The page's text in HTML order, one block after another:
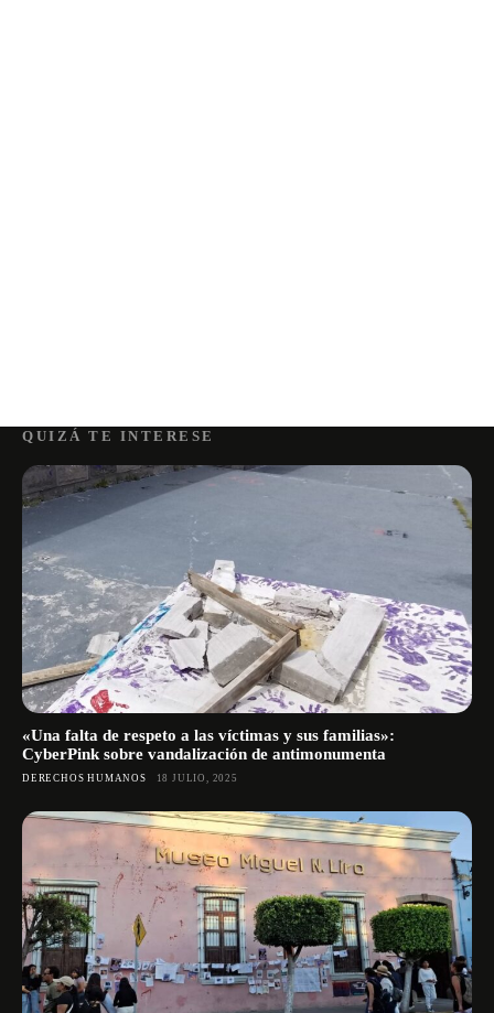
QUIZÁ TE INTERESE
«Una falta de respeto a las víctimas y sus familias»:
CyberPink sobre vandalización de antimonumenta
DERECHOS HUMANOS 18 JULIO, 2025